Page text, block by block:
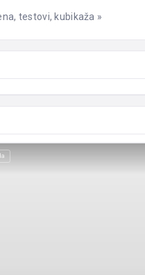
testovi, kubikaža »